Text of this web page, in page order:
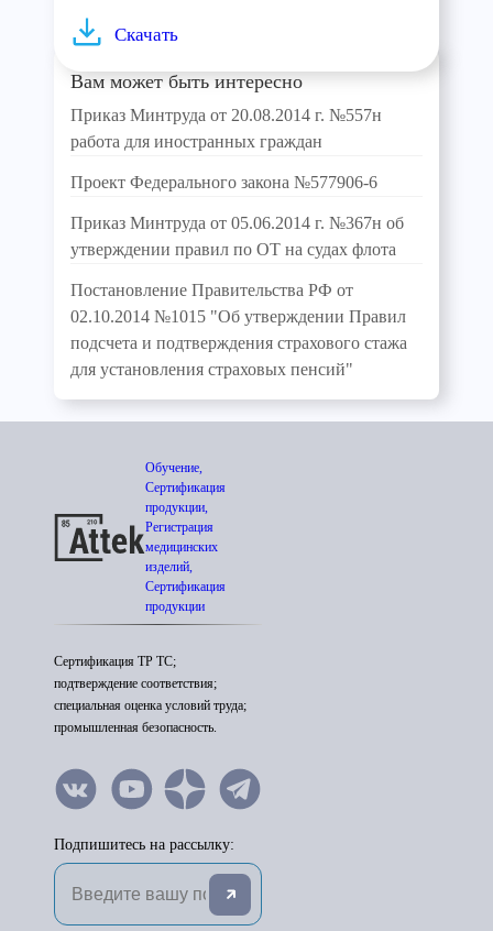
Скачать
Вам может быть интересно
Приказ Минтруда от 20.08.2014 г. №557н
работа для иностранных граждан
Проект Федерального закона №577906-6
Приказ Минтруда от 05.06.2014 г. №367н об
утверждении правил по ОТ на судах флота
Постановление Правительства РФ от
02.10.2014 №1015 "Об утверждении Правил
подсчета и подтверждения страхового стажа
для установления страховых пенсий"
Обучение,
Сертификация
продукции,
Регистрация
медицинских
изделий,
Сертификация
продукции
Сертификация ТР ТС;
подтверждение соответствия;
специальная оценка условий труда;
промышленная безопасность.
Подпишитесь на рассылку: